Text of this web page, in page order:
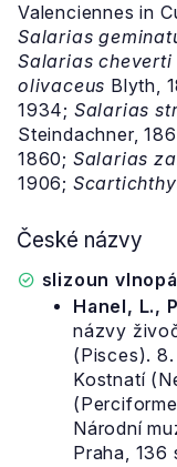
Valenciennes in
Salarias
Salarias cheverti
olivaceus Blyth,
1934; Salarias
Steindachner,
1860; Salarias
1906;
České názvy
slizoun
Hanel, L.,
názvy
(Pisces).
Kostnatí
Národní
Praha, 136